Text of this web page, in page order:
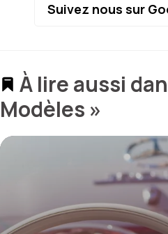
Suivez nous sur
À lire aussi
Modèles »